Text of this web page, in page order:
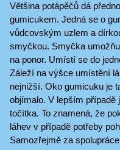
Většina potápěčů dá
gumicukem. Jedná se o
vůdcovským uzlem a
smyčkou. Smyčka
na ponor. Umístí se do
Záleží na výšce umístění
nejnižší. Oko gumicuku je
objímalo. V lepším případě
točítka. To znamená, že
láhev v případě potřeby
Samozřejmě za